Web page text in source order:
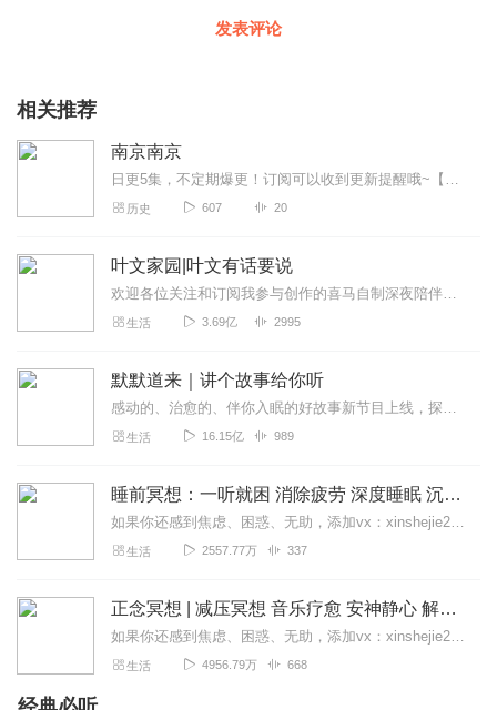
发表评论
相关推荐
南京南京
日更5集，不定期爆更！订阅可以收到更新提醒哦~【内容简介】1937年12月13日，日本侵略军占领南京。在华中派遣军司令官松井石根和第六师团长谷寿夫的...
历史 607 20
叶文家园|叶文有话要说
欢迎各位关注和订阅我参与创作的喜马自制深夜陪伴谈话栏目《听你说·百态人声》【听你说·百态人声】每晚直播连线真实人间故事|叶文现场互动中|人间冷暖，抱团取暖每周...
生活 3.69亿 2995
默默道来｜讲个故事给你听
感动的、治愈的、伴你入眠的好故事新节目上线，探索现实世界的无尽魅力，追求对生活的真实记录《听见人间真相》（点击名称，直达专辑）网易人间故事集持续更新中，邀您关注...
生活 16.15亿 989
睡前冥想：一听就困 消除疲劳 深度睡眠 沉浸体验
如果你还感到焦虑、困惑、无助，添加vx：xinshejie2018、vx公众号：宣萱心伴，与主播宣萱开启心灵交流之旅，共建温暖的精神家园！如果你喜欢我的内容，请...
生活 2557.77万 337
正念冥想 | 减压冥想 音乐疗愈 安神静心 解郁降噪
如果你还感到焦虑、困惑、无助，添加vx：xinshejie2018、vx公众号：宣萱心伴，与主播宣萱开启心灵交流之旅，共建温暖的精神家园！如果你喜欢我的内容，请...
生活 4956.79万 668